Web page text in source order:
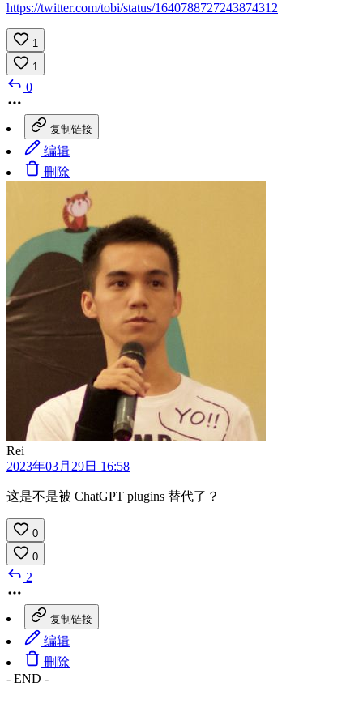
https://twitter.com/tobi/status/1640788727243874312
1
1
0
复制链接
编辑
删除
Rei
2023年03月29日 16:58
这是不是被 ChatGPT plugins 替代了？
0
0
2
复制链接
编辑
删除
- END -